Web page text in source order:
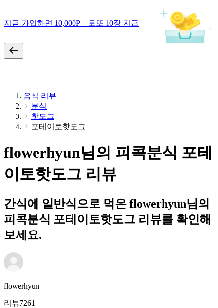
지금 가입하면 10,000P + 로또 10장 지급
음식 리뷰
분식
핫도그
포테이토핫도그
flowerhyun님의 피콕분식 포테
이토핫도그 리뷰
간식에 일반식으로 먹은 flowerhyun님의
피콕분식 포테이토핫도그 리뷰를 확인해
보세요.
flowerhyun
리뷰7261